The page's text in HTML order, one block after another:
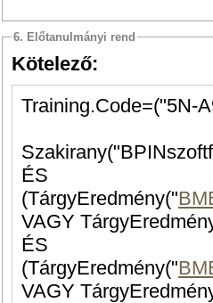
6. Előtanulmányi rend
Kötelező:
ÉS
(TárgyEredmény("
VAGY
ÉS
(TárgyEredmény("
VAGY